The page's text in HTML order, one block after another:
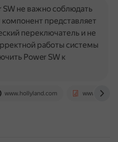
www.hollyland.com www.4pc.by
не важно соблюдать
компонент представляет
переключатель и не
работы системы
Power SW к